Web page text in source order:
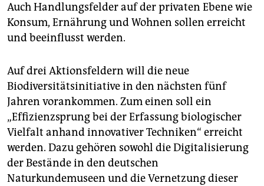
Auch Handlungsfelder auf der privaten Ebene wie
Konsum, Ernährung und Wohnen sollen erreicht
und beeinflusst werden.
Auf drei Aktionsfeldern will die neue
Biodiversitätsinitiative in den nächsten fünf
Jahren vorankommen. Zum einen soll ein
„Effizienzsprung bei der Erfassung biologischer
Vielfalt anhand innovativer Techniken“ erreicht
werden. Dazu gehören sowohl die Digitalisierung
der Bestände in den deutschen
Naturkundemuseen und die Vernetzung dieser